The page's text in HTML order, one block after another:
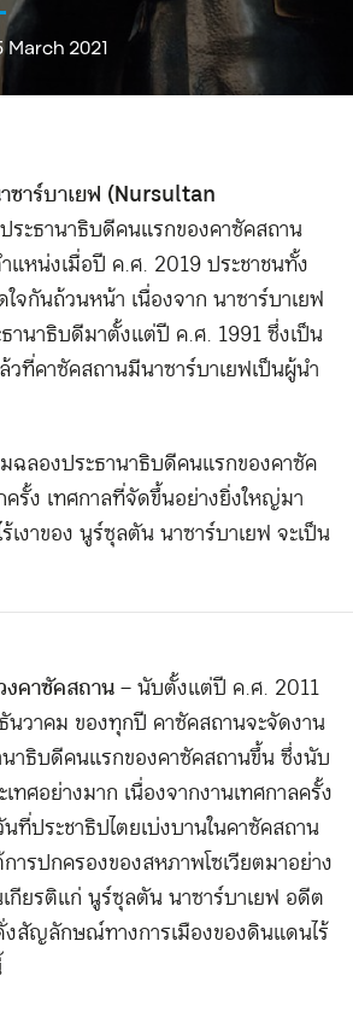
March 2021
ซาร์บาเยฟ (Nursultan
ระธานาธิบดีคนแรกของคาซัคสถาน
แหน่งเมื่อปี ค.ศ. 2019 ประชาชนทั้ง
จกันถ้วนหน้า เนื่องจาก นาซาร์บาเยฟ
านาธิบดีมาตั้งแต่ปี ค.ศ. 1991 ซึ่งเป็น
วที่คาซัคสถานมีนาซาร์บาเยฟเป็นผู้นำ
ฉลองประธานาธิบดีคนแรกของคาซัค
รั้ง เทศกาลที่จัดขึ้นอย่างยิ่งใหญ่มา
งาของ นูร์ซุลตัน นาซาร์บาเยฟ จะเป็น
คาซัคสถาน– นับตั้งแต่ปี ค.ศ. 2011
นวาคม ของทุกปี คาซัคสถานจะจัดงาน
าธิบดีคนแรกของคาซัคสถานขึ้น ซึ่งนับ
ทศอย่างมาก เนื่องจากงานเทศกาลครั้ง
ที่ประชาธิปไตยเบ่งบานในคาซัคสถาน
ารปกครองของสหภาพโซเวียตมาอย่าง
กียรติแก่ นูร์ซุลตัน นาซาร์บาเยฟ อดีต
สัญลักษณ์ทางการเมืองของดินแดนไร้